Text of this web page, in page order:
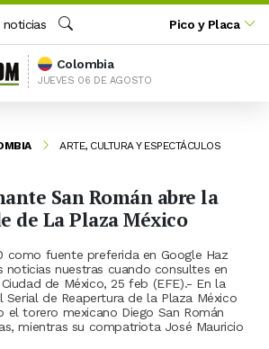
noticias
Buscar
Pico y Placa
Colombia
JUEVES 06 DE AGOSTO
ARTE, CULTURA Y ESPECTÁCULOS
San Román abre la
de La Plaza México
como fuente preferida en Google Haz
noticias nuestras cuando consultes en
de México, 25 feb (EFE).- En la
Serial de Reapertura de la Plaza México
el torero mexicano Diego San Román
mientras su compatriota José Mauricio